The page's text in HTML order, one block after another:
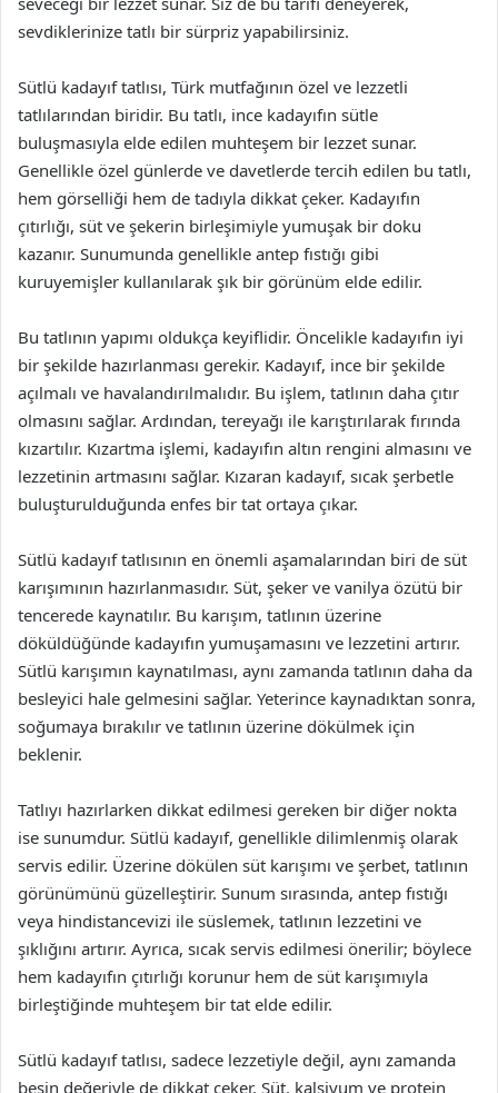
sevdiklerinize tatlı bir sürpriz yapabilirsiniz.
Sütlü kadayıf tatlısı, Türk mutfağının özel ve lezzetli
tatlılarından biridir. Bu tatlı, ince kadayıfın sütle
buluşmasıyla elde edilen muhteşem bir lezzet sunar.
Genellikle özel günlerde ve davetlerde tercih edilen bu tatlı,
hem görselliği hem de tadıyla dikkat çeker. Kadayıfın
çıtırlığı, süt ve şekerin birleşimiyle yumuşak bir doku
kazanır. Sunumunda genellikle antep fıstığı gibi
kuruyemişler kullanılarak şık bir görünüm elde edilir.
Bu tatlının yapımı oldukça keyiflidir. Öncelikle kadayıfın iyi
bir şekilde hazırlanması gerekir. Kadayıf, ince bir şekilde
açılmalı ve havalandırılmalıdır. Bu işlem, tatlının daha çıtır
olmasını sağlar. Ardından, tereyağı ile karıştırılarak fırında
kızartılır. Kızartma işlemi, kadayıfın altın rengini almasını ve
lezzetinin artmasını sağlar. Kızaran kadayıf, sıcak şerbetle
buluşturulduğunda enfes bir tat ortaya çıkar.
Sütlü kadayıf tatlısının en önemli aşamalarından biri de süt
karışımının hazırlanmasıdır. Süt, şeker ve vanilya özütü bir
tencerede kaynatılır. Bu karışım, tatlının üzerine
döküldüğünde kadayıfın yumuşamasını ve lezzetini artırır.
Sütlü karışımın kaynatılması, aynı zamanda tatlının daha da
besleyici hale gelmesini sağlar. Yeterince kaynadıktan sonra,
soğumaya bırakılır ve tatlının üzerine dökülmek için
beklenir.
Tatlıyı hazırlarken dikkat edilmesi gereken bir diğer nokta
ise sunumdur. Sütlü kadayıf, genellikle dilimlenmiş olarak
servis edilir. Üzerine dökülen süt karışımı ve şerbet, tatlının
görünümünü güzelleştirir. Sunum sırasında, antep fıstığı
veya hindistancevizi ile süslemek, tatlının lezzetini ve
şıklığını artırır. Ayrıca, sıcak servis edilmesi önerilir; böylece
hem kadayıfın çıtırlığı korunur hem de süt karışımıyla
birleştiğinde muhteşem bir tat elde edilir.
Sütlü kadayıf tatlısı, sadece lezzetiyle değil, aynı zamanda
besin değeriyle de dikkat çeker. Süt, kalsiyum ve protein